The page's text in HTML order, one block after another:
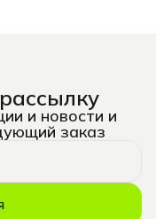
и новости и
заказ